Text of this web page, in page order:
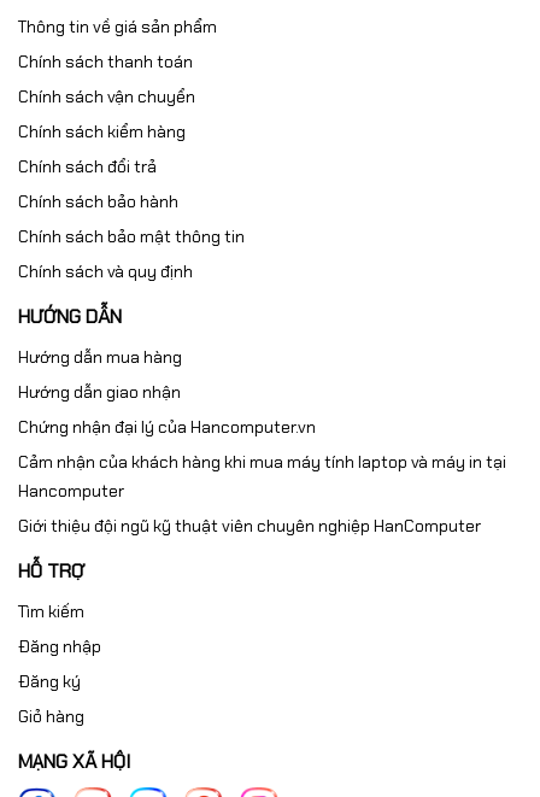
Tùy chỉnh công suất, tốc độ quạt, điện áp
Tối ưu cấu hình phù hợp gaming, làm việc hoặc tiết
kiệm điện
Ngoài ra, ASUS hỗ trợ driver Game Ready, Studio Driver
và các tiện ích khác giúp tối ưu hiệu năng theo từng
nhu cầu.
🛒Mua Asus ROG
Astral GeForce RTX
5080 16GB GDDR7
WHITE OC Edition
chính hãng tại
Thông tin về giá sản phẩm
Chính sách thanh toán
Chính sách vận chuyển
Chính sách kiểm hàng
Chính sách đổi trả
Chính sách bảo hành
Chính sách bảo mật thông tin
Chính sách và quy định
HƯỚNG DẪN
Hướng dẫn mua hàng
Hướng dẫn giao nhận
Chứng nhận đại lý của Hancomputer.vn
Cảm nhận của khách hàng khi mua máy tính laptop và máy in tại
Hancomputer
Giới thiệu đội ngũ kỹ thuật viên chuyên nghiệp HanComputer
HỖ TRỢ
Tìm kiếm
Đăng nhập
Đăng ký
Giỏ hàng
MẠNG XÃ HỘI